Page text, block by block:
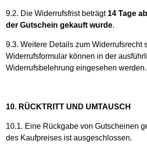
9.2. Die Widerrufsfrist beträgt 14 Tage
der Gutschein gekauft wurde.
9.3. Weitere Details zum Widerrufsrecht
Widerrufsformular können in der
Widerrufsbelehrung eingesehen werden.
10. RÜCKTRITT UND UMTAUSCH
10.1. Eine Rückgabe von Gutscheinen
des Kaufpreises ist ausgeschlossen.